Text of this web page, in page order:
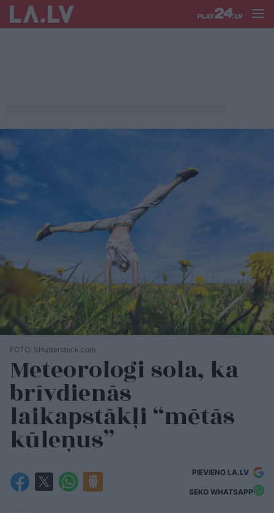
FOTO: SHutterstock.com
Meteorologi sola, ka
brīvdienās
laikapstākļi “mētās
kūleņus”
PIEVIENO LA.LV
SEKO WHATSAPP